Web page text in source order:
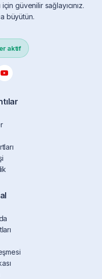
güvenilir sağlayıcınız.
büyütün.
aktif